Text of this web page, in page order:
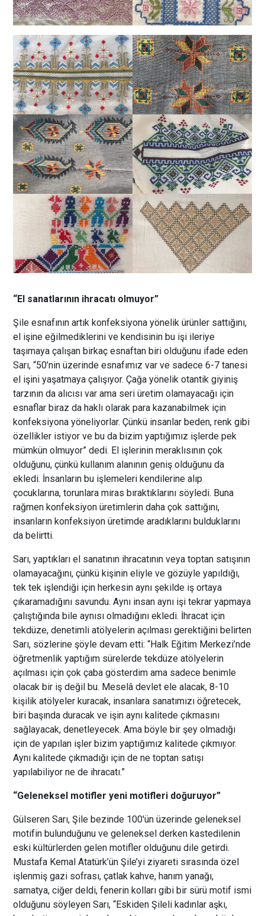
“El sanatlarının ihracatı olmuyor”
Şile esnafının artık konfeksiyona yönelik ürünler sattığını,
el işine eğilmediklerini ve kendisinin bu işi ileriye
taşımaya çalışan birkaç esnaftan biri olduğunu ifade eden
Sarı, “50’nin üzerinde esnafımız var ve sadece 6-7 tanesi
el işini yaşatmaya çalışıyor. Çağa yönelik otantik giyiniş
tarzının da alıcısı var ama seri üretim olamayacağı için
esnaflar biraz da haklı olarak para kazanabilmek için
konfeksiyona yöneliyorlar. Çünkü insanlar beden, renk gibi
özellikler istiyor ve bu da bizim yaptığımız işlerde pek
mümkün olmuyor” dedi. El işlerinin meraklısının çok
olduğunu, çünkü kullanım alanının geniş olduğunu da
ekledi. İnsanların bu işlemeleri kendilerine alıp
çocuklarına, torunlara miras bıraktıklarını söyledi. Buna
rağmen konfeksiyon üretimlerin daha çok sattığını,
insanların konfeksiyon üretimde aradıklarını bulduklarını
da belirtti.
Sarı, yaptıkları el sanatının ihracatının veya toptan satışının
olamayacağını, çünkü kişinin eliyle ve gözüyle yapıldığı,
tek tek işlendiği için herkesin aynı şekilde iş ortaya
çıkaramadığını savundu. Aynı insan aynı işi tekrar yapmaya
çalıştığında bile aynısı olmadığını ekledi. İhracat için
tekdüze, denetimli atölyelerin açılması gerektiğini belirten
Sarı, sözlerine şöyle devam etti: “Halk Eğitim Merkezi’nde
öğretmenlik yaptığım sürelerde tekdüze atölyelerin
açılması için çok çaba gösterdim ama sadece benimle
olacak bir iş değil bu. Meselâ devlet ele alacak, 8-10
kişilik atölyeler kuracak, insanlara sanatımızı öğretecek,
biri başında duracak ve işin aynı kalitede çıkmasını
sağlayacak, denetleyecek. Ama böyle bir şey olmadığı
için de yapılan işler bizim yaptığımız kalitede çıkmıyor.
Aynı kalitede çıkmadığı için de ne toptan satışı
yapılabiliyor ne de ihracatı.”
“Geleneksel motifler yeni motifleri doğuruyor”
Gülseren Sarı, Şile bezinde 100'ün üzerinde geleneksel
motifin bulunduğunu ve geleneksel derken kastedilenin
eski kültürlerden gelen motifler olduğunu dile getirdi.
Mustafa Kemal Atatürk’ün Şile’yi ziyareti sırasında özel
işlenmiş gazi sofrası, çatlak kahve, hanım yanağı,
samatya, ciğer deldi, fenerin kolları gibi bir sürü motif ismi
olduğunu söyleyen Sarı, “Eskiden Şileli kadınlar aşkı,